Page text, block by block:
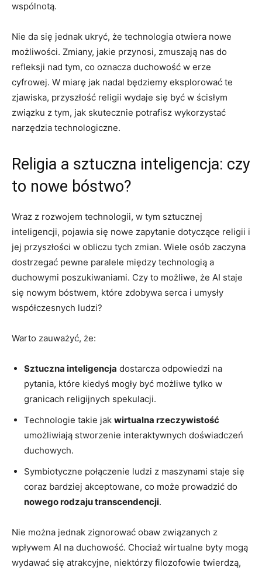
wspólnotą.
Nie da się jednak ukryć, że technologia otwiera nowe
możliwości. Zmiany, jakie przynosi, zmuszają nas do
refleksji nad tym, co oznacza duchowość w erze
cyfrowej. W miarę jak nadal będziemy eksplorować te
zjawiska, przyszłość religii wydaje się być w ścisłym
związku z tym, jak skutecznie potrafisz wykorzystać
narzędzia technologiczne.
Religia a sztuczna inteligencja: czy
to nowe bóstwo?
Wraz z rozwojem technologii, w tym sztucznej
inteligencji, pojawia się nowe zapytanie dotyczące religii i
jej przyszłości w obliczu tych zmian. Wiele osób zaczyna
dostrzegać pewne paralele między technologią a
duchowymi poszukiwaniami. Czy to możliwe, że AI staje
się nowym bóstwem, które zdobywa serca i umysły
współczesnych ludzi?
Warto zauważyć, że:
Sztuczna inteligencja dostarcza odpowiedzi na
pytania, które kiedyś mogły być możliwe tylko w
granicach religijnych spekulacji.
Technologie takie jak wirtualna rzeczywistość
umożliwiają stworzenie interaktywnych doświadczeń
duchowych.
Symbiotyczne połączenie ludzi z maszynami staje się
coraz bardziej akceptowane, co może prowadzić do
nowego rodzaju transcendencji.
Nie można jednak zignorować obaw związanych z
wpływem AI na duchowość. Chociaż wirtualne byty mogą
wydawać się atrakcyjne, niektórzy filozofowie twierdzą,